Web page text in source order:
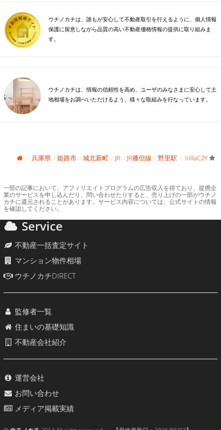
ウチノカチは、誰もが安心して不動産取引を行えるように、個人情報
保護に留意しながら品質の高い不動産価格情報の提供に取り組みま
す。
ウチノカチは、情報の信頼性を高め、ユーザのみなさまに安心して土
地相場をお調べいただけるよう、様々な取組みを行なっています。
兵庫県 姫路市 城北新町 JR JR播但線 野里駅 VillaC2Y
一部の記事において、アフィリエイトプログラムの広告収入を得ており、提携企
業のサービスを申し込んだり、問い合わせたりすると、売り上げの一部がウチノ
カチに還元されることがあります。サービス内容については、公式サイトの情報
を確認してください。
Service
不動産一括査定サイト
マンション物件相場
ウチノカチDIRECT
監修者一覧
住まいの基礎知識
不動産会社紹介
運営会社
お問い合わせ
メディア掲載実績